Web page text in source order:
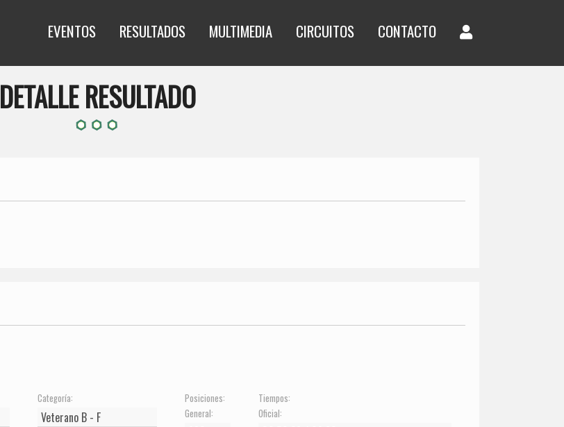
EVENTOS RESULTADOS MULTIMEDIA CIRCUITOS CONTACTO
DETALLE RESULTADO
Categoría:
Posiciones:
General:
Tiempos:
Oficial: